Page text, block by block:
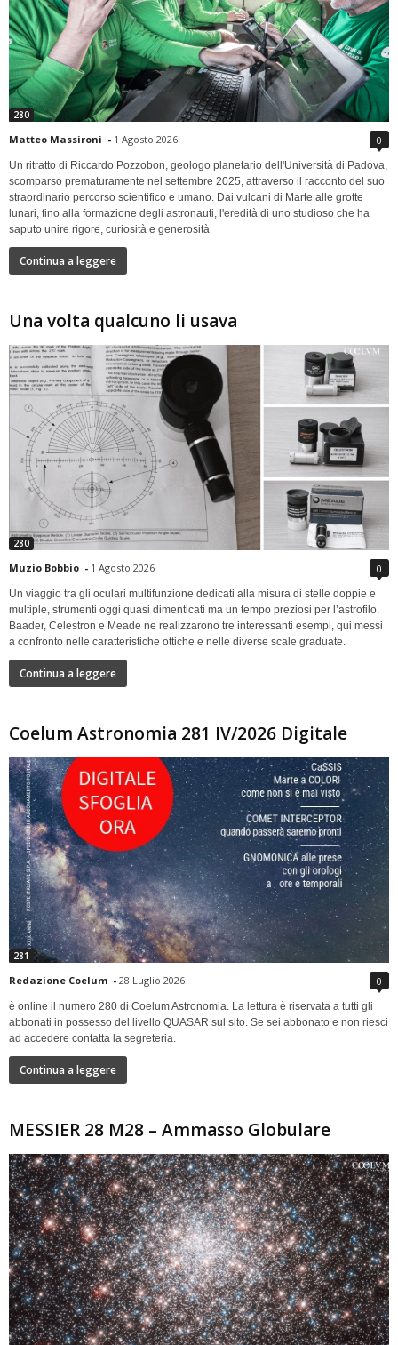
280
Matteo Massironi - 1 Agosto 2026 0
Un ritratto di Riccardo Pozzobon, geologo planetario dell'Università di Padova,
scomparso prematuramente nel settembre 2025, attraverso il racconto del suo
straordinario percorso scientifico e umano. Dai vulcani di Marte alle grotte
lunari, fino alla formazione degli astronauti, l'eredità di uno studioso che ha
saputo unire rigore, curiosità e generosità
Continua a leggere
Una volta qualcuno li usava
280
Muzio Bobbio - 1 Agosto 2026 0
Un viaggio tra gli oculari multifunzione dedicati alla misura di stelle doppie e
multiple, strumenti oggi quasi dimenticati ma un tempo preziosi per l’astrofilo.
Baader, Celestron e Meade ne realizzarono tre interessanti esempi, qui messi
a confronto nelle caratteristiche ottiche e nelle diverse scale graduate.
Continua a leggere
Coelum Astronomia 281 IV/2026 Digitale
281
Redazione Coelum - 28 Luglio 2026 0
è online il numero 280 di Coelum Astronomia. La lettura è riservata a tutti gli
abbonati in possesso del livello QUASAR sul sito. Se sei abbonato e non riesci
ad accedere contatta la segreteria.
Continua a leggere
MESSIER 28 M28 – Ammasso Globulare